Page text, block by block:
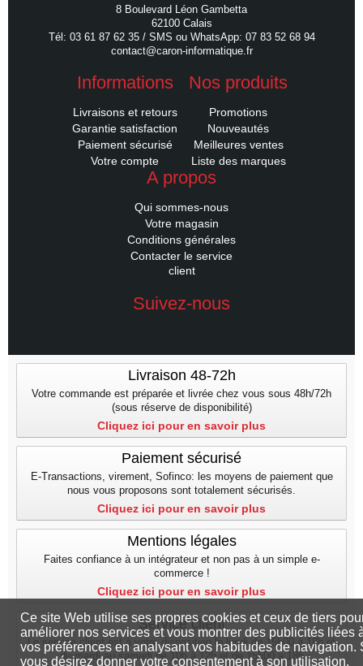
8 Boulevard Léon Gambetta
62100 Calais
Tél: 03 61 87 62 35 / SMS ou WhatsApp: 07 83 52 68 94
contact@caron-informatique.fr
Informations
Livraisons et retours
Garantie satisfaction
Paiement sécurisé
Votre compte
Nos produits
Promotions
Nouveautés
Meilleures ventes
Liste des marques
A propos
Qui sommes-nous
Votre magasin
Conditions générales
Contacter le service
client
Suivez-nous
Livraison 48-72h
Votre commande est préparée et livrée chez vous sous 48h/72h
(sous réserve de disponibilité)
Cliquez ici pour en savoir plus
Paiement sécurisé
E-Transactions, virement, Sofinco: les moyens de paiement que
nous vous proposons sont totalement sécurisés.
Cliquez ici pour en savoir plus
Mentions légales
Faites confiance à un intégrateur et non pas à un simple e-
commerce !
Cliquez ici pour en savoir plus
Service client
Le service client est à votre disposition le lundi de 15h00 à 18h et
du mardi au samedi de 10h à 12h et de 15h00 a 18h
Ce site Web utilise ses propres cookies et ceux de tiers
améliorer nos services et vous montrer des publicités liées
vos préférences en analysant vos habitudes de navigation.
vous désirez donner votre consentement à son utilisation,